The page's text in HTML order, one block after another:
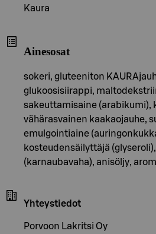
Kaura
Ainesosat
sokeri, gluteeniton
glukoosisiirappi,
sakeuttamisaine (arabikumi),
vähärasvainen kaakaojauhe,
emulgointiaine
kosteudensäilyttäjä
(karnaubavaha), anisöljy,
Yhteystiedot
Porvoon Lakritsi Oy